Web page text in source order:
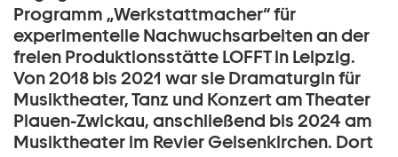
Programm „Werkstattmacher“ für
experimentelle Nachwuchsarbeiten an der
freien Produktionsstätte LOFFT in Leipzig.
Von 2018 bis 2021 war sie Dramaturgin für
Musiktheater, Tanz und Konzert am Theater
Plauen-Zwickau, anschließend bis 2024 am
Musiktheater im Revier Gelsenkirchen. Dort